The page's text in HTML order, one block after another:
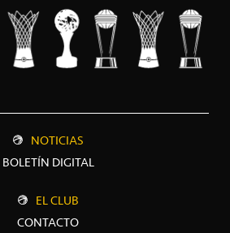
NOTICIAS
BOLETÍN DIGITAL
EL CLUB
CONTACTO